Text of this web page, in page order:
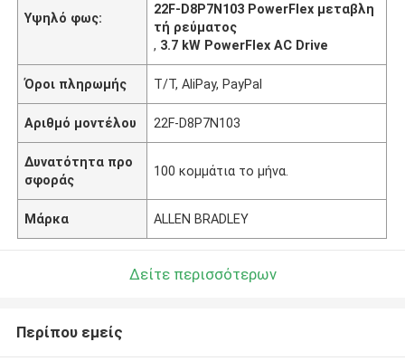
Υψηλό φως:
22F-D8P7N103 PowerFlex μεταβλη
τή ρεύματος
, 3.7 kW PowerFlex AC Drive
Όροι πληρωμής T/T, AliPay, PayPal
Αριθμό μοντέλου 22F-D8P7N103
Δυνατότητα προ
σφοράς
100 κομμάτια το μήνα.
Μάρκα ALLEN BRADLEY
Δείτε περισσότερων
Περίπου εμείς